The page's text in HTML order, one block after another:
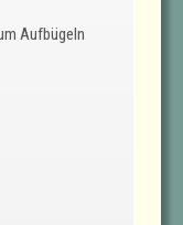
Aufbügeln